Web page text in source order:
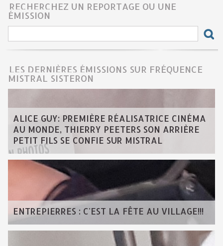
RECHERCHEZ UN REPORTAGE OU UNE
ÉMISSION
LES DERNIÈRES ÉMISSIONS SUR FRÉQUENCE
MISTRAL SISTERON
ALICE GUY: PREMIÈRE RÉALISATRICE CINÉMA
AU MONDE, THIERRY PEETERS SON ARRIÈRE
PETIT FILS SE CONFIE SUR MISTRAL
ENTREPIERRES : C'EST LA FÊTE AU VILLAGE!!!